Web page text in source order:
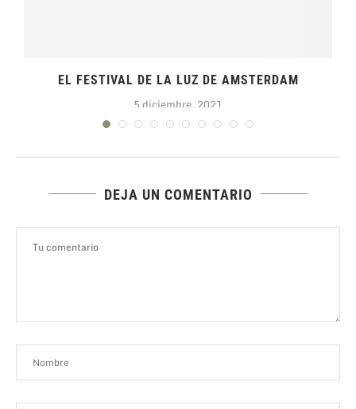
EL FESTIVAL DE LA LUZ DE AMSTERDAM
5 diciembre, 2021
DEJA UN COMENTARIO